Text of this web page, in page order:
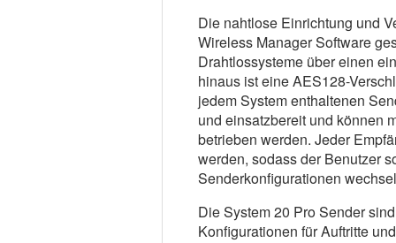
Die nahtlose Einrichtung und
Wireless Manager Software
Drahtlossysteme über einen
hinaus ist eine AES128-
jedem System enthaltenen
und einsatzbereit und können
betrieben werden. Jeder
werden, sodass der Benutzer
Senderkonfigurationen
Die System 20 Pro Sender
Konfigurationen für Auftritte